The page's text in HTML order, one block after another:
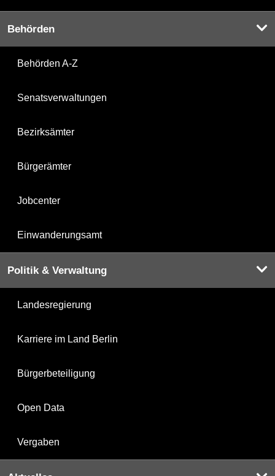
Behörden
Behörden A-Z
Senatsverwaltungen
Bezirksämter
Bürgerämter
Jobcenter
Einwanderungsamt
Politik & Verwaltung
Landesregierung
Karriere im Land Berlin
Bürgerbeteiligung
Open Data
Vergaben